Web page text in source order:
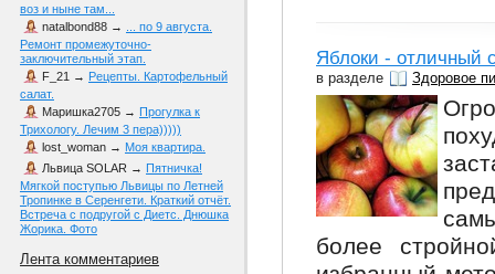
Яблоки - отличный
в разделе Здоровое
более
воз и ныне там...
natalbond88 → ... по 9 августа.
Ремонт промежуточно-
заключительный этап.
F_21 → Рецепты. Картофельный
салат.
Маришка2705 → Прогулка к
Трихологу. Лечим 3 пера)))))
lost_woman → Моя квартира.
Львица SOLAR → Пятничка!
Мягкой поступью Львицы по Летней
Тропинке в Серенгети. Краткий отчёт.
Встреча с подругой с Диетс. Днюшка
Жорика. Фото
Лента комментариев